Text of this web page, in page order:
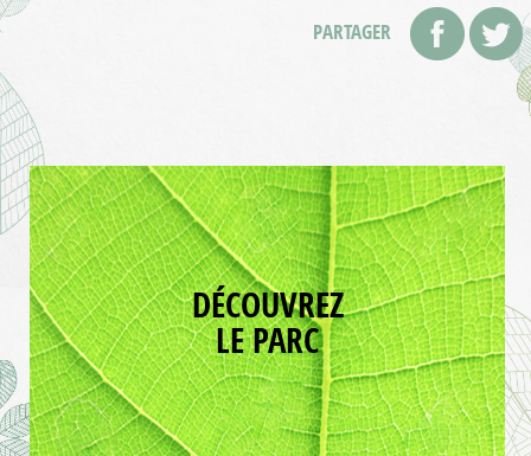
PARTAGER
DÉCOUVREZ
LE PARC